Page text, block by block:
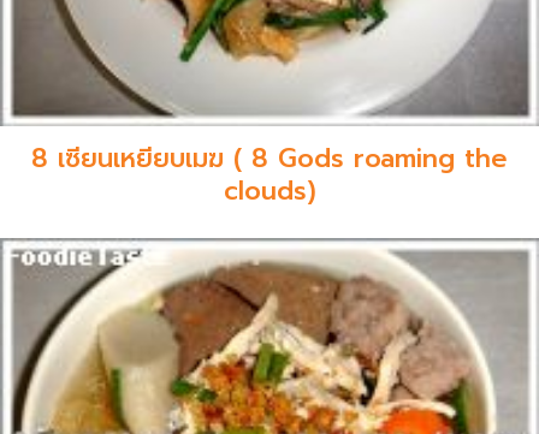
8 เซียนเหยียบเมฆ ( 8 Gods roaming the
clouds)